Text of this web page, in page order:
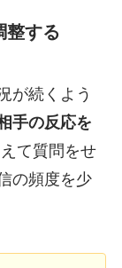
整する
が続くよう
手の反応を
て質問をせ
の頻度を少